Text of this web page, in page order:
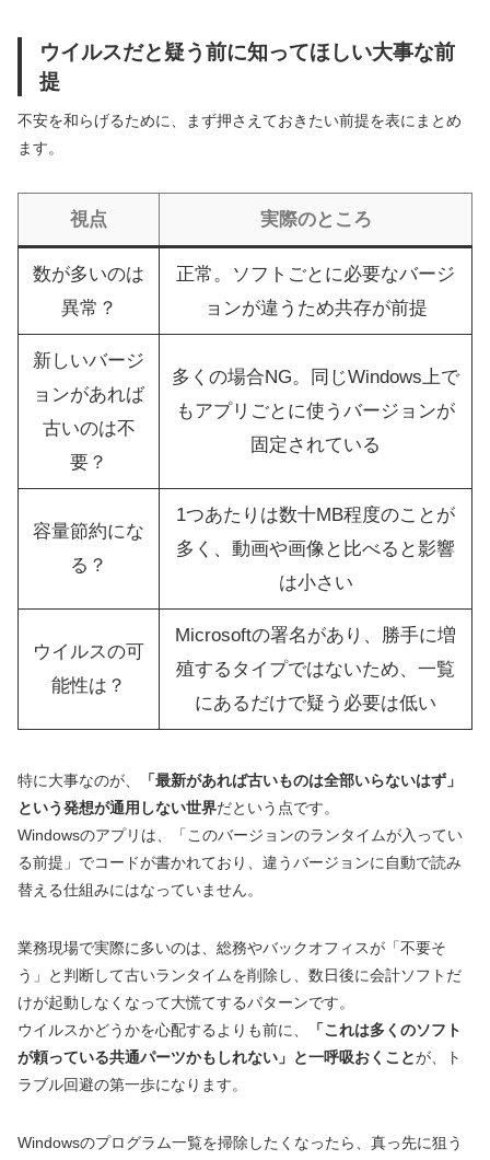
ウイルスだと疑う前に知ってほしい大事な前
提
不安を和らげるために、まず押さえておきたい前提を表にまとめ
ます。
視点 実際のところ
数が多いのは
異常？
正常。ソフトごとに必要なバージ
ョンが違うため共存が前提
新しいバージ
ョンがあれば
古いのは不
要？
多くの場合NG。同じWindows上で
もアプリごとに使うバージョンが
固定されている
容量節約にな
る？
1つあたりは数十MB程度のことが
多く、動画や画像と比べると影響
は小さい
ウイルスの可
能性は？
Microsoftの署名があり、勝手に増
殖するタイプではないため、一覧
にあるだけで疑う必要は低い
特に大事なのが、
「最新があれば古いものは全部いらないはず」
という発想が通用しない世界だという点です。
Windowsのアプリは、「このバージョンのランタイムが入ってい
る前提」でコードが書かれており、違うバージョンに自動で読み
替える仕組みにはなっていません。
業務現場で実際に多いのは、総務やバックオフィスが「不要そ
う」と判断して古いランタイムを削除し、数日後に会計ソフトだ
けが起動しなくなって大慌てするパターンです。
ウイルスかどうかを心配するよりも前に、
「これは多くのソフト
が頼っている共通パーツかもしれない」と一呼吸おくことが、ト
ラブル回避の第一歩になります。
Windowsのプログラム一覧を掃除したくなったら、真っ先に狙う